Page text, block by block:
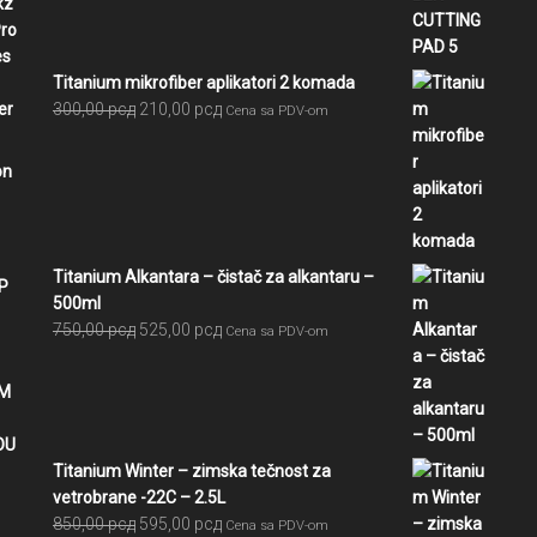
Titanium mikrofiber aplikatori 2 komada
300,00рсд Originalna
210,00 рсдTrenutna
Cena sa PDV-om
Titanium Alkantara – čistač za alkantaru –
500ml
750,00рсд Originalna
525,00 рсдTrenutna
Cena sa PDV-om
Titanium Winter – zimska tečnost za
vetrobrane -22C – 2.5L
850,00рсд Originalna
595,00 рсдTrenutna
Cena sa PDV-om